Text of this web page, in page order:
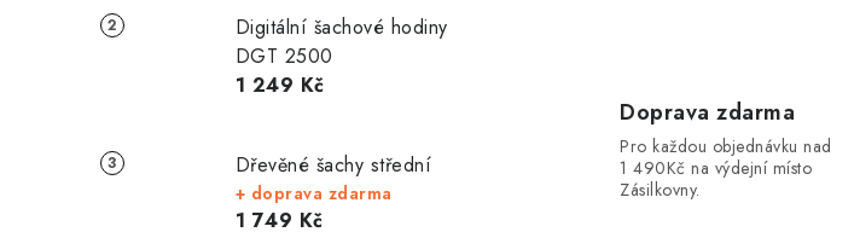
Digitální šachové hodiny
DGT 2500
1 249 Kč
Dřevěné šachy střední
+ doprava zdarma
1 749 Kč
Doprava zdarma
Pro každou objednávku nad
1 490Kč na výdejní místo
Zásilkovny.